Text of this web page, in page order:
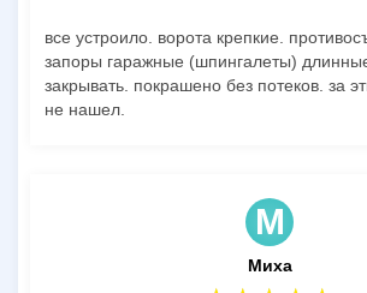
все устроило. ворота крепкие.
запоры гаражные (шпингалеты)
закрывать. покрашено без потеков. за
не нашел.
М
Миха